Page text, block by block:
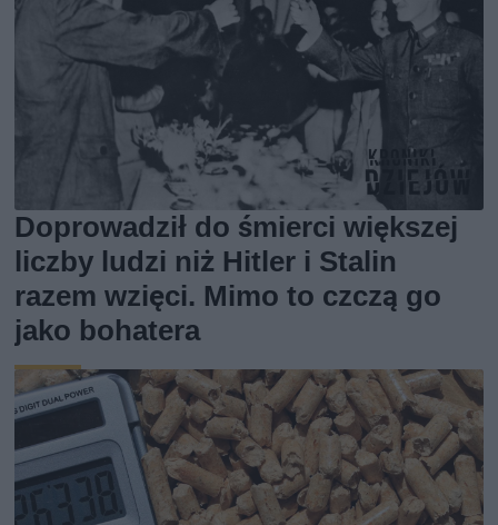
Doprowadził do śmierci większej
liczby ludzi niż Hitler i Stalin
razem wzięci. Mimo to czczą go
jako bohatera